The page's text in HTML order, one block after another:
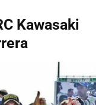
Kawasaki